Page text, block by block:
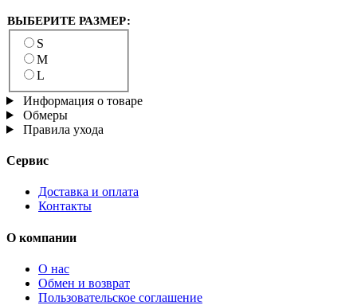
ВЫБЕРИТЕ РАЗМЕР:
S
M
L
Информация о товаре
Обмеры
Правила ухода
Сервис
Доставка и оплата
Контакты
О компании
О нас
Обмен и возврат
Пользовательское соглашение